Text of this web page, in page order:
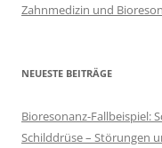
Zahnmedizin und
NEUESTE BEITRÄGE
Bioresonanz-Fallbeispiel:
Schilddrüse – Störungen